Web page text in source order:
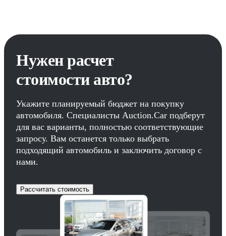
Нужен расчет
стоимости авто?
Укажите планируемый бюджет на покупку
автомобиля. Специалисты Auction.Car подберут
для вас варианты, полностью соответствующие
запросу. Вам останется только выбрать
подходящий автомобиль и заключить договор с
нами.
Рассчитать стоимость